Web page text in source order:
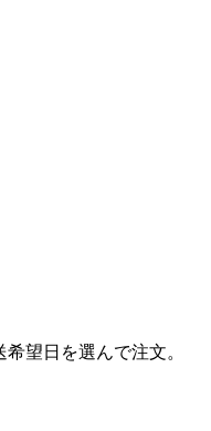
望日を選んで注文。